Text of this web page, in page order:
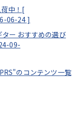
中！[
06-24]
ター おすすめの選び
09-
のコンテンツ一覧